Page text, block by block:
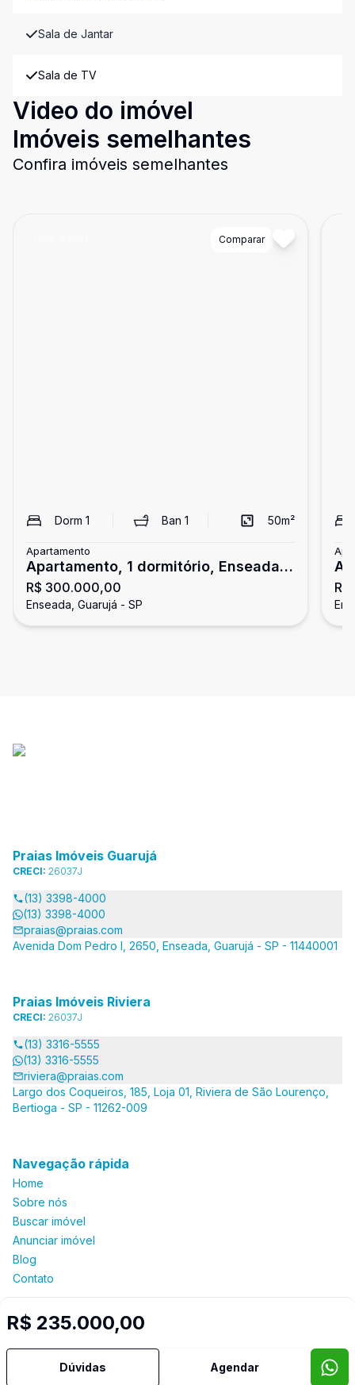
Sala de Jantar
Sala de TV
Video do imóvel
Imóveis semelhantes
Confira imóveis semelhantes
Comparar
Dorm 1 Ban 1 50m²
Apartamento
Apartamento, 1 dormitório, Enseada,
Guarujá.
R$ 300.000,00
Enseada, Guarujá - SP
R$ 235.000,00
Dúvidas Agendar
Praias Imóveis Guarujá
CRECI: 26037J
(13) 3398-4000
(13) 3398-4000
praias@praias.com
Avenida Dom Pedro I, 2650, Enseada, Guarujá - SP - 11440001
Praias Imóveis Riviera
CRECI: 26037J
(13) 3316-5555
(13) 3316-5555
riviera@praias.com
Largo dos Coqueiros, 185, Loja 01, Riviera de São Lourenço,
Bertioga - SP - 11262-009
Navegação rápida
Home
Sobre nós
Buscar imóvel
Anunciar imóvel
Blog
Contato
Selo de Tecnologia Loft